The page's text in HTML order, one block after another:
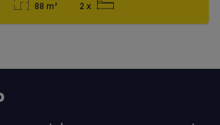
88 m² 2 x